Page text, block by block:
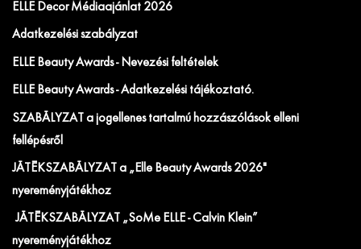
ELLE Decor Médiaajánlat 2026
Adatkezelési szabályzat
ELLE Beauty Awards - Nevezési feltételek
ELLE Beauty Awards - Adatkezelési tájékoztató.
SZABÁLYZAT a jogellenes tartalmú hozzászólások elleni
fellépésről
JÁTÉKSZABÁLYZAT a „Elle Beauty Awards 2026"
nyereményjátékhoz
JÁTÉKSZABÁLYZAT „SoMe ELLE - Calvin Klein”
nyereményjátékhoz